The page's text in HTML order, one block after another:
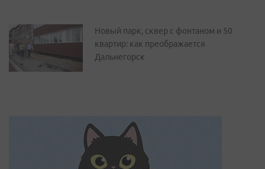
Новый парк, сквер с фонтаном и 50
квартир: как преображается
Дальнегорск